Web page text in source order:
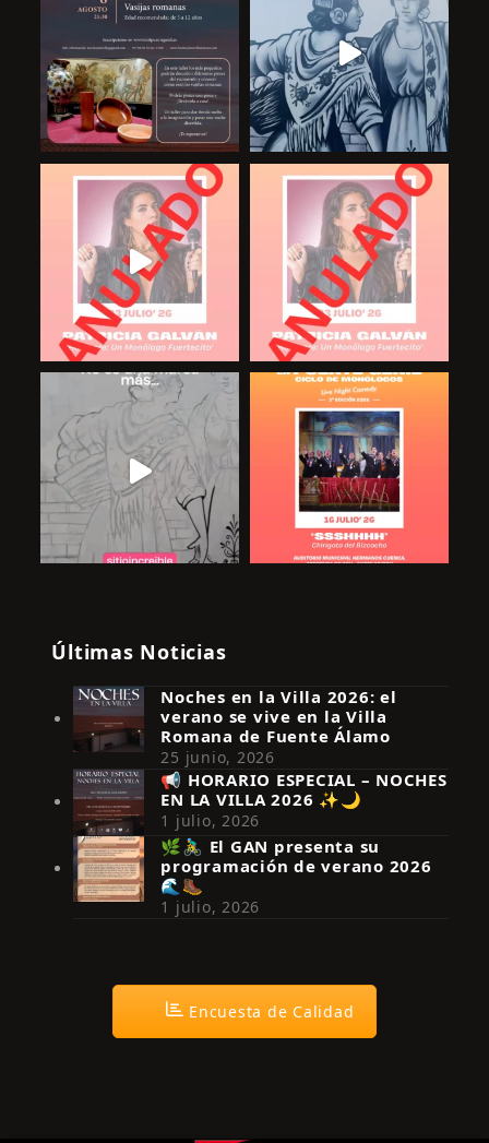
Síguenos en Instagram
Últimas Noticias
Noches en la Villa 2026: el
verano se vive en la Villa
Romana de Fuente Álamo
25 junio, 2026
📢 HORARIO ESPECIAL – NOCHES
EN LA VILLA 2026 ✨🌙
1 julio, 2026
🌿🚴‍♂️ El GAN presenta su
programación de verano 2026
🌊🥾
1 julio, 2026
Encuesta de Calidad